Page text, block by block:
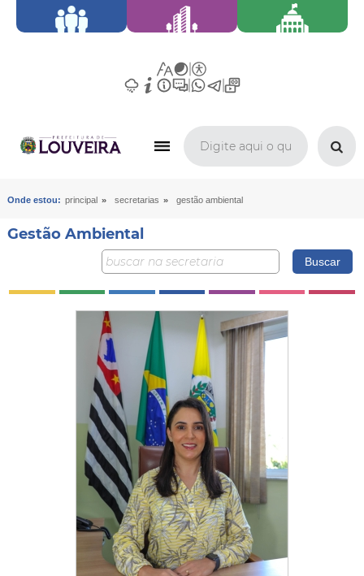
Onde estou: principal » secretarias » gestão ambiental
Gestão Ambiental